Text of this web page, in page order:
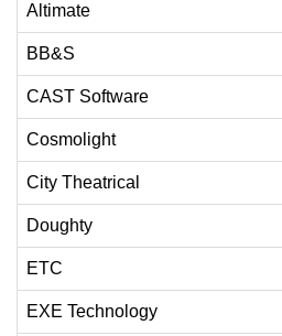
Altimate
BB&S
CAST Software
Cosmolight
City Theatrical
Doughty
ETC
EXE Technology